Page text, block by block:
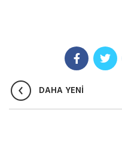
DAHA YENİ